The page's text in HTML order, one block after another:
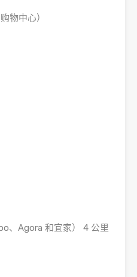
物中心）
、Agora 和宜家） 4 公里